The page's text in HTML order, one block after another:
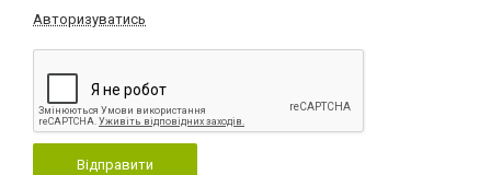
Авторизуватись
Відправити